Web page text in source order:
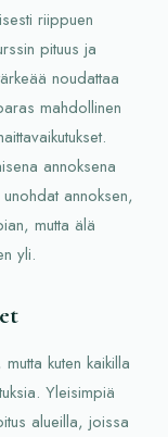
riippuen
pituus ja
noudattaa
mahdollinen
annoksena
annoksen,
mutta älä
yli.
kuten kaikilla
Yleisimpiä
alueilla, joissa